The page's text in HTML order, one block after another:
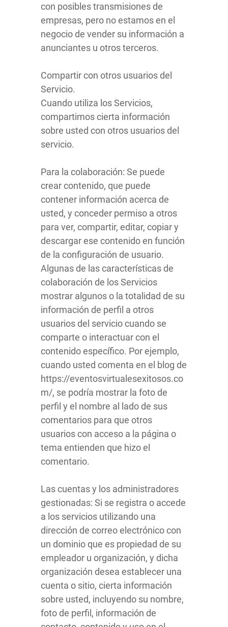
con posibles transmisiones de
empresas, pero no estamos en el
negocio de vender su información a
anunciantes u otros terceros.
Compartir con otros usuarios del
Servicio.
Cuando utiliza los Servicios,
compartimos cierta información
sobre usted con otros usuarios del
servicio.
Para la colaboración: Se puede
crear contenido, que puede
contener información acerca de
usted, y conceder permiso a otros
para ver, compartir, editar, copiar y
descargar ese contenido en función
de la configuración de usuario.
Algunas de las características de
colaboración de los Servicios
mostrar algunos o la totalidad de su
información de perfil a otros
usuarios del servicio cuando se
comparte o interactuar con el
contenido específico. Por ejemplo,
cuando usted comenta en el blog de
https://eventosvirtualesexitosos.co
m/, se podría mostrar la foto de
perfil y el nombre al lado de sus
comentarios para que otros
usuarios con acceso a la página o
tema entienden que hizo el
comentario.
Las cuentas y los administradores
gestionadas: Si se registra o accede
a los servicios utilizando una
dirección de correo electrónico con
un dominio que es propiedad de su
empleador u organización, y dicha
organización desea establecer una
cuenta o sitio, cierta información
sobre usted, incluyendo su nombre,
foto de perfil, información de